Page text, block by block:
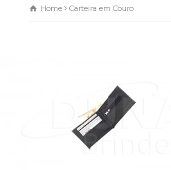
Home Carteira em Couro